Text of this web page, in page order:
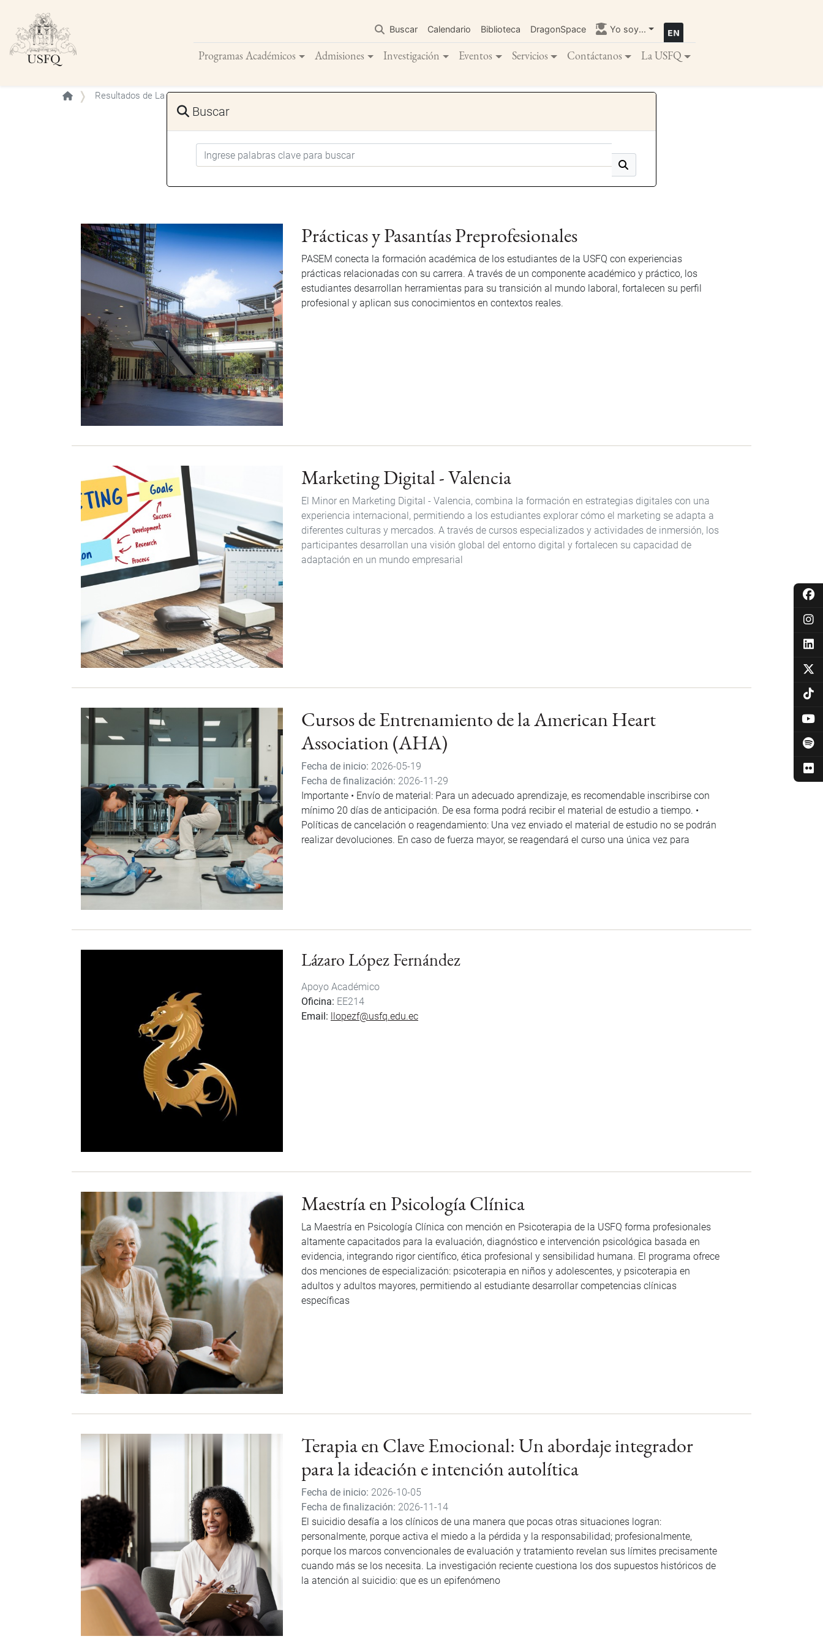
contenido
principal
Buscar Calendario Biblioteca DragonSpace Yo soy...
Programas Académicos Admisiones Investigación Eventos Servicios Contáctanos La USFQ
Buscar
Resultados de La Busqueda
Prácticas y Pasantías Preprofesionales
PASEM conecta la formación académica de los estudiantes de la USFQ con experiencias
prácticas relacionadas con su carrera. A través de un componente académico y práctico, los
estudiantes desarrollan herramientas para su transición al mundo laboral, fortalecen su perfil
profesional y aplican sus conocimientos en contextos reales.
Marketing Digital - Valencia
El Minor en Marketing Digital - Valencia, combina la formación en estrategias digitales con una
experiencia internacional, permitiendo a los estudiantes explorar cómo el marketing se adapta a
diferentes culturas y mercados. A través de cursos especializados y actividades de inmersión, los
participantes desarrollan una visión global del entorno digital y fortalecen su capacidad de
adaptación en un mundo empresarial
Cursos de Entrenamiento de la American Heart
Association (AHA)
Fecha de inicio 2026-05-19
Fecha de finalización 2026-11-29
Importante • Envío de material: Para un adecuado aprendizaje, es recomendable inscribirse con
mínimo 20 días de anticipación. De esa forma podrá recibir el material de estudio a tiempo. •
Políticas de cancelación o reagendamiento: Una vez enviado el material de estudio no se podrán
realizar devoluciones. En caso de fuerza mayor, se reagendará el curso una única vez para
Lázaro López Fernández
Apoyo Académico
Oficina EE214
Email llopezf@usfq.edu.ec
Maestría en Psicología Clínica
La Maestría en Psicología Clínica con mención en Psicoterapia de la USFQ forma profesionales
altamente capacitados para la evaluación, diagnóstico e intervención psicológica basada en
evidencia, integrando rigor científico, ética profesional y sensibilidad humana. El programa ofrece
dos menciones de especialización: psicoterapia en niños y adolescentes, y psicoterapia en
adultos y adultos mayores, permitiendo al estudiante desarrollar competencias clínicas
específicas
Terapia en Clave Emocional: Un abordaje integrador
para la ideación e intención autolítica
Fecha de inicio 2026-10-05
Fecha de finalización 2026-11-14
El suicidio desafía a los clínicos de una manera que pocas otras situaciones logran:
personalmente, porque activa el miedo a la pérdida y la responsabilidad; profesionalmente,
porque los marcos convencionales de evaluación y tratamiento revelan sus límites precisamente
cuando más se los necesita. La investigación reciente cuestiona los dos supuestos históricos de
la atención al suicidio: que es un epifenómeno